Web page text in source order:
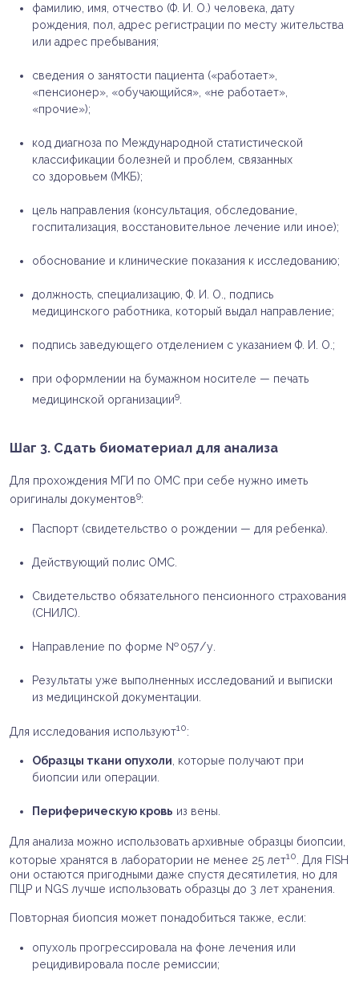
фамилию, имя, отчество (Ф. И. О.) человека, дату
рождения, пол, адрес регистрации по месту жительства
или адрес пребывания;
сведения о занятости пациента («работает»,
«пенсионер», «обучающийся», «не работает»,
«прочие»);
код диагноза по Международной статистической
классификации болезней и проблем, связанных
со здоровьем (МКБ);
цель направления (консультация, обследование,
госпитализация, восстановительное лечение или иное);
обоснование и клинические показания к исследованию;
должность, специализацию, Ф. И. О., подпись
медицинского работника, который выдал направление;
подпись заведующего отделением с указанием Ф. И. О.;
при оформлении на бумажном носителе — печать
медицинской организации9
Шаг 3. Сдать биоматериал для анализа
Для прохождения МГИ по ОМС при себе нужно иметь
оригиналы документов9:
Паспорт (свидетельство о рождении — для ребенка).
Действующий полис ОМС.
Свидетельство обязательного пенсионного страхования
(СНИЛС).
Направление по форме № 057/у.
Результаты уже выполненных исследований и выписки
из медицинской документации.
Для исследования используют10:
Образцы ткани опухоли, которые получают при
биопсии или операции.
Периферическую кровь из вены.
Для анализа можно использовать архивные образцы биопсии,
которые хранятся в лаборатории не менее 25 лет10
. Для FISH
они остаются пригодными даже спустя десятилетия, но для
ПЦР и NGS лучше использовать образцы до 3 лет хранения.
Повторная биопсия может понадобиться также, если:
опухоль прогрессировала на фоне лечения или
рецидивировала после ремиссии;